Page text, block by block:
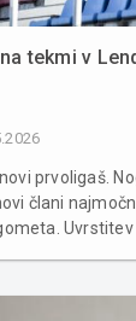
tekmi v
prvoligaš.
člani